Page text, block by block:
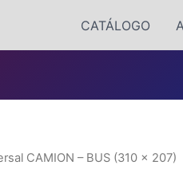
CATÁLOGO
CAMION – BUS (310 x 207)